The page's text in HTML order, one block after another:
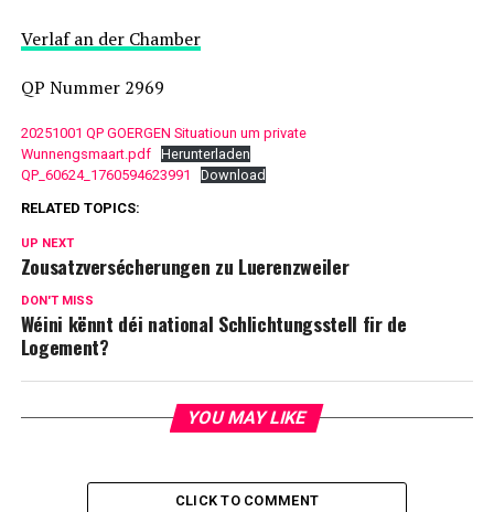
Verlaf an der Chamber
QP Nummer 2969
20251001 QP GOERGEN Situatioun um private
Wunnengsmaart.pdf
Herunterladen
QP_60624_1760594623991
Download
RELATED TOPICS:
UP NEXT
Zousatzversécherungen zu Luerenzweiler
DON'T MISS
Wéini kënnt déi national Schlichtungsstell fir de
Logement?
YOU MAY LIKE
CLICK TO COMMENT